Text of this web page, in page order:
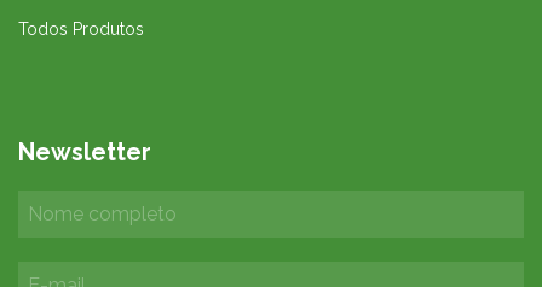
Todos Produtos
Newsletter